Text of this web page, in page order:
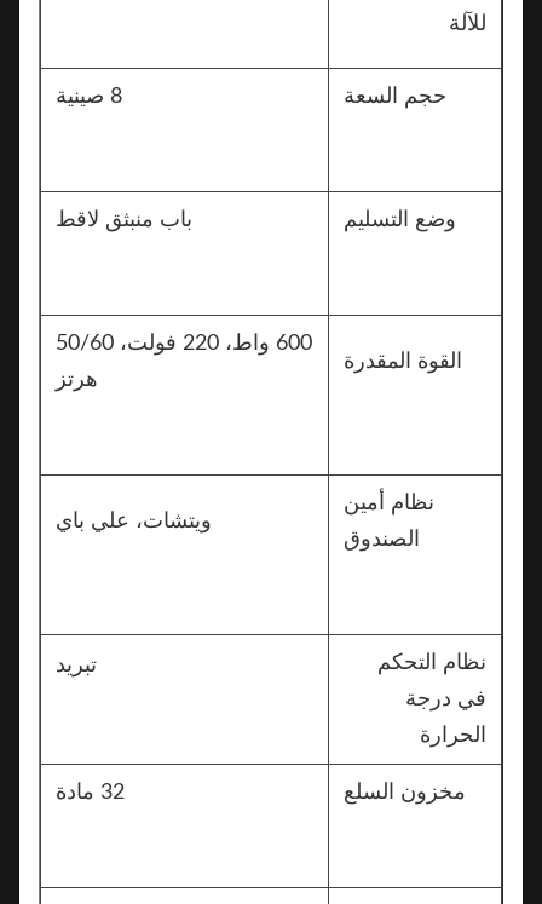
حجم السعة
وضع التسليم باب منبثق لاقط
القوة المقدرة
600 واط، 220 فولت، 50/60
هرتز
نظام أمين
الصندوق
ويتشات، علي باي
نظام التحكم
في درجة
الحرارة
تبريد
مخزون السلع